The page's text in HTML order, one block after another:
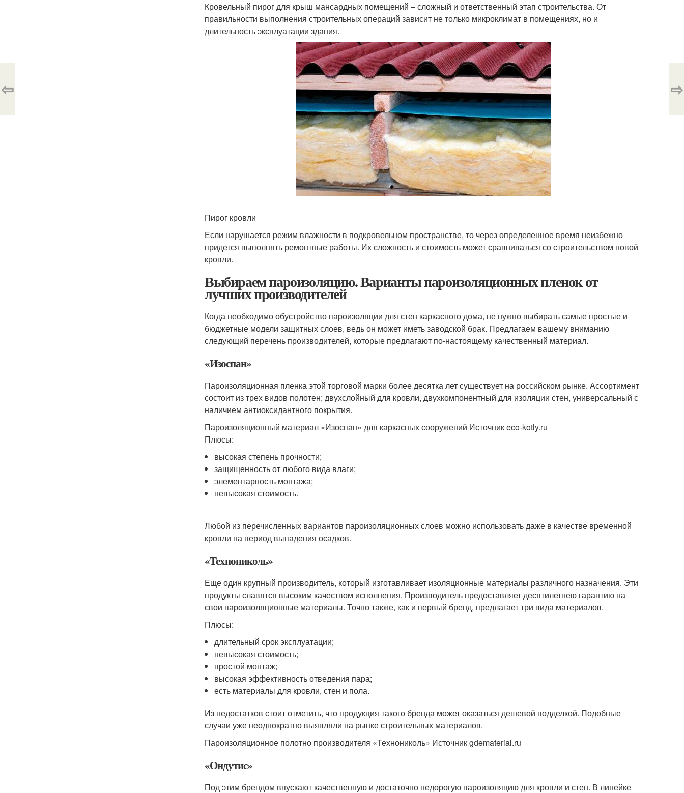
Кровельный пирог для крыш мансардных помещений – сложный и ответственный этап строительства. От
правильности выполнения строительных операций зависит не только микроклимат в помещениях, но и
длительность эксплуатации здания.
Пирог кровли
Если нарушается режим влажности в подкровельном пространстве, то через определенное время неизбежно
придется выполнять ремонтные работы. Их сложность и стоимость может сравниваться со строительством новой
кровли.
Выбираем пароизоляцию. Варианты пароизоляционных пленок от
лучших производителей
Когда необходимо обустройство пароизоляции для стен каркасного дома, не нужно выбирать самые простые и
бюджетные модели защитных слоев, ведь он может иметь заводской брак. Предлагаем вашему вниманию
следующий перечень производителей, которые предлагают по-настоящему качественный материал.
«Изоспан»
Пароизоляционная пленка этой торговой марки более десятка лет существует на российском рынке. Ассортимент
состоит из трех видов полотен: двухслойный для кровли, двухкомпонентный для изоляции стен, универсальный с
наличием антиоксидантного покрытия.
Пароизоляционный материал «Изоспан» для каркасных сооружений Источник eco-kotly.ru
Плюсы:
высокая степень прочности;
защищенность от любого вида влаги;
элементарность монтажа;
невысокая стоимость.
Любой из перечисленных вариантов пароизоляционных слоев можно использовать даже в качестве временной
кровли на период выпадения осадков.
«Технониколь»
Еще один крупный производитель, который изготавливает изоляционные материалы различного назначения. Эти
продукты славятся высоким качеством исполнения. Производитель предоставляет десятилетнею гарантию на
свои пароизоляционные материалы. Точно также, как и первый бренд, предлагает три вида материалов.
Плюсы:
длительный срок эксплуатации;
невысокая стоимость;
простой монтаж;
высокая эффективность отведения пара;
есть материалы для кровли, стен и пола.
Из недостатков стоит отметить, что продукция такого бренда может оказаться дешевой подделкой. Подобные
случаи уже неоднократно выявляли на рынке строительных материалов.
Пароизоляционное полотно производителя «Технониколь» Источник gdematerial.ru
«Ондутис»
Под этим брендом впускают качественную и достаточно недорогую пароизоляцию для кровли и стен. В линейке
⇦ ⇨